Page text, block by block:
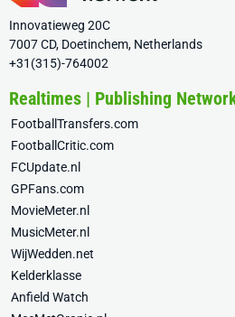
Innovatieweg 20C
7007 CD, Doetinchem, Netherlands
+31(315)-764002
Realtimes | Publishing
FootballTransfers.com
FootballCritic.com
FCUpdate.nl
GPFans.com
MovieMeter.nl
MusicMeter.nl
WijWedden.net
Kelderklasse
Anfield Watch